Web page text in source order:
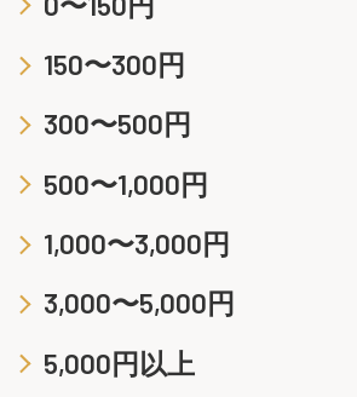
150〜300円
300〜500円
500〜1,000円
1,000〜3,000円
3,000〜5,000円
5,000円以上